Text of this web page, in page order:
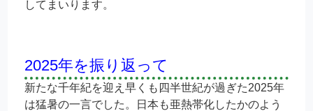
してまいります。
2025年を振り返って
新たな千年紀を迎え早くも四半世紀が過ぎた2025年
は猛暑の一言でした。日本も亜熱帯化したかのよう